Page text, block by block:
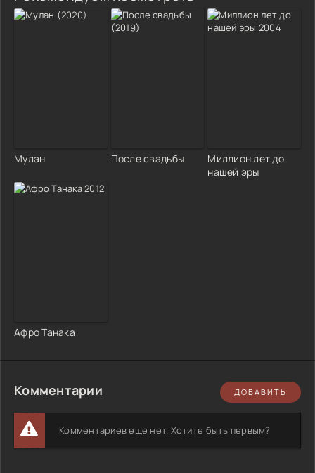
Мулан После свадьбы
Миллион лет до
нашей эры
Афро Танака
Комментарии ДОБАВИТЬ
Комментариев еще нет. Хотите быть первым?